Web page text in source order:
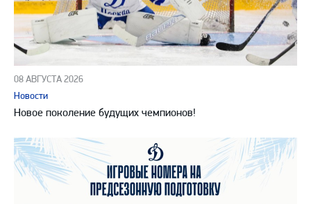
08 АВГУСТА 2026
Новости
Новое поколение будущих чемпионов!